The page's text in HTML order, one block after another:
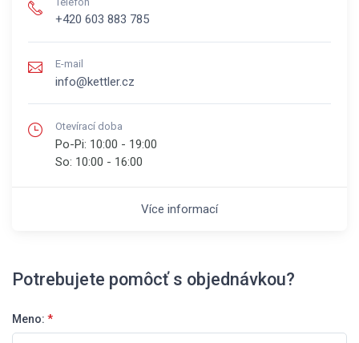
+420 603 883 785
E-mail
info@kettler.cz
Otevírací doba
Po-Pi: 10:00 - 19:00
So: 10:00 - 16:00
Více informací
Potrebujete pomôcť s objednávkou?
Meno: *